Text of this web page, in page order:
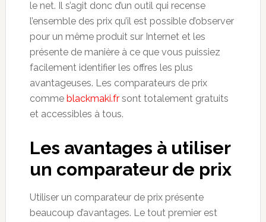
le net. Il s’agit donc d’un outil qui recense
l’ensemble des prix qu’il est possible d’observer
pour un même produit sur Internet et les
présente de manière à ce que vous puissiez
facilement identifier les offres les plus
avantageuses. Les comparateurs de prix
comme blackmaki.frsont totalement gratuits
et accessibles à tous.
Les avantages à utiliser
un comparateur de prix
Utiliser un comparateur de prix présente
beaucoup d’avantages. Le tout premier est